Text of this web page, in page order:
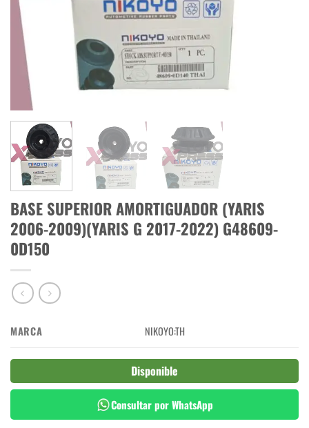
BASE SUPERIOR AMORTIGUADOR (YARIS
2006-2009)(YARIS G 2017-2022) G48609-
0D150
MARCA NIKOYO:TH
Disponible
Consultar por WhatsApp